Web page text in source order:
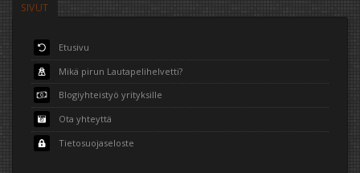
SIVUT
Etusivu
Mikä pirun Lautapelihelvetti?
Blogiyhteistyö yrityksille
Ota yhteyttä
Tietosuojaseloste